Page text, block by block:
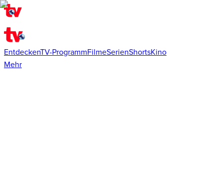
EntdeckenTV-ProgrammFilmeSerienShortsKino
Mehr